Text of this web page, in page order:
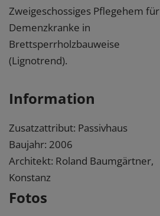
Zweigeschossiges Pflegehem für
Demenzkranke in
Brettsperrholzbauweise
(Lignotrend).
Information
Zusatzattribut: Passivhaus
Baujahr: 2006
Architekt: Roland Baumgärtner,
Konstanz
Fotos